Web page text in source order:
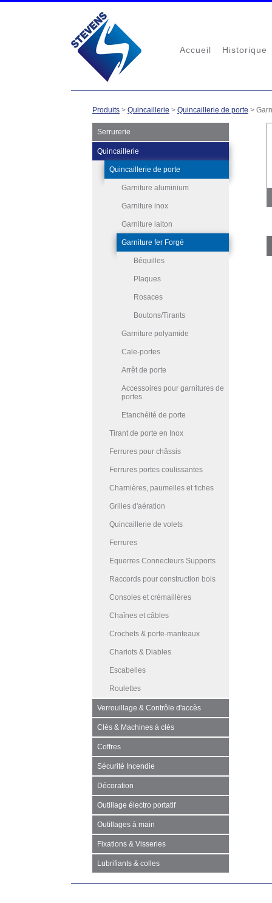
Accueil Historique
Produits > Quincaillerie > Quincaillerie de porte >
Serrurerie
Quincaillerie
Quincaillerie de porte
Garniture aluminium
Garniture inox
Garniture laiton
Garniture fer Forgé
Béquilles
Plaques
Rosaces
Boutons/Tirants
Garniture polyamide
Cale-portes
Arrêt de porte
Accessoires pour garnitures de
portes
Etanchéité de porte
Tirant de porte en Inox
Ferrures pour châssis
Ferrures portes coulissantes
Charnières, paumelles et fiches
Grilles d'aération
Quincaillerie de volets
Ferrures
Equerres Connecteurs Supports
Raccords pour construction bois
Consoles et crémaillères
Chaînes et câbles
Crochets & porte-manteaux
Chariots & Diables
Escabelles
Roulettes
Verrouillage & Contrôle d'accès
Clés & Machines à clés
Coffres
Sécurité Incendie
Décoration
Outillage électro portatif
Outillages à main
Fixations & Visseries
Lubrifiants & colles